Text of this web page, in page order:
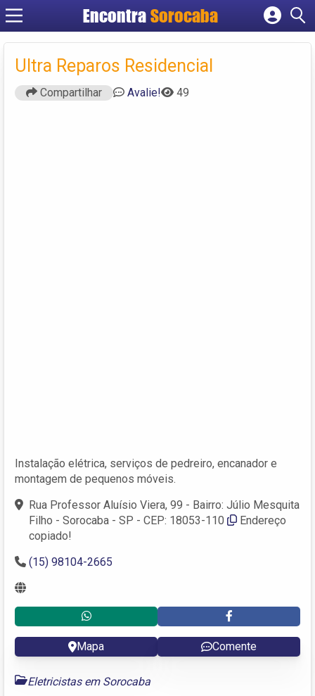
EncontraSorocaba
Cadastrar empresa
Criar conta
Ultra Reparos Residencial
Compartilhar Avalie! 49
Instalação elétrica, serviços de pedreiro, encanador e
montagem de pequenos móveis.
Rua Professor Aluísio Viera, 99 - Bairro: Júlio Mesquita
Filho - Sorocaba - SP - CEP: 18053-110
Endereço
copiado!
(15) 98104-2665
Mapa Comente
Eletricistas em Sorocaba